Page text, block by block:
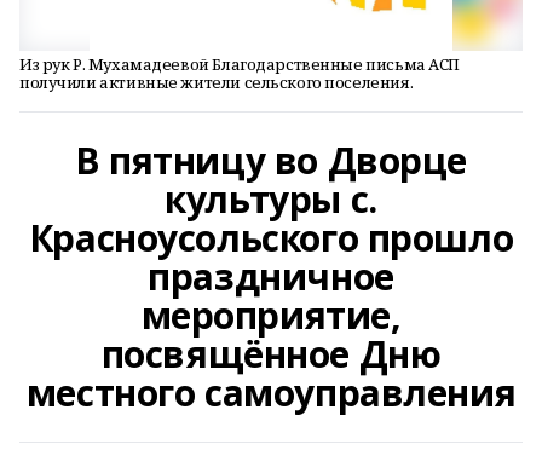
Из рук Р. Мухамадеевой Благодарственные письма АСП
получили активные жители сельского поселения.
В пятницу во Дворце
культуры с.
Красноусольского прошло
праздничное
мероприятие,
посвящённое Дню
местного самоуправления